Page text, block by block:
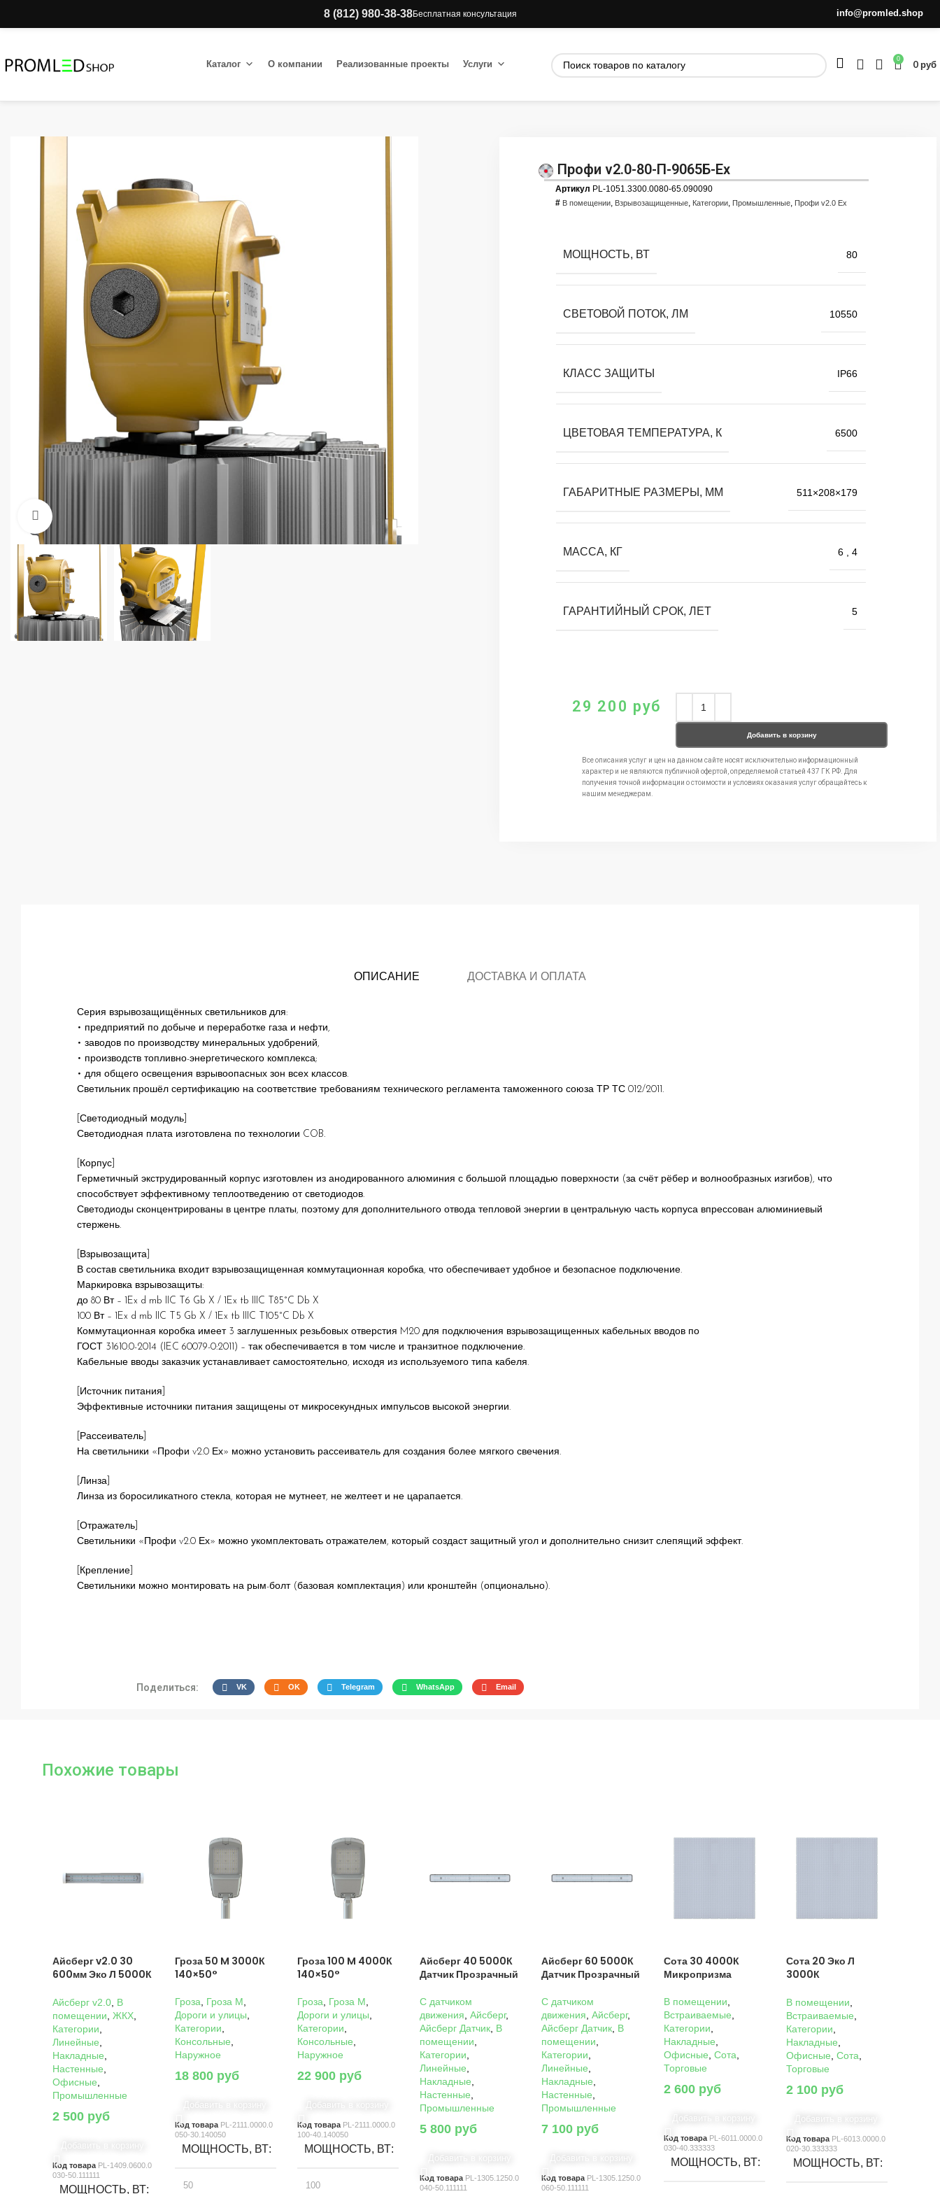
8 (812) 980-38-38Бесплатная консультация info@promled.shop
Каталог О компании Реализованные проекты Услуги 0 0руб
Профи v2.0-80-П-9065Б-Ex
Артикул PL-1051.3300.0080-65.090090
# В помещении Взрывозащищенные Категории Промышленные Профи v2.0 Ex
МОЩНОСТЬ, ВТ 80
СВЕТОВОЙ ПОТОК, ЛМ 10550
КЛАСС ЗАЩИТЫ IP66
ЦВЕТОВАЯ ТЕМПЕРАТУРА, К 6500
ГАБАРИТНЫЕ РАЗМЕРЫ, ММ 511×208×179
МАССА, КГ 6 ,4
ГАРАНТИЙНЫЙ СРОК, ЛЕТ 5
29 200 руб
Добавить в корзину
Все описания услуг и цен на данном сайте носят исключительно информационный
характер и не являются публичной офертой, определяемой статьей 437 ГК РФ. Для
получения точной информации о стоимости и условиях оказания услуг обращайтесь к
нашим менеджерам.
ОПИСАНИЕ ДОСТАВКА И ОПЛАТА
Серия взрывозащищённых светильников для:
• предприятий по добыче и переработке газа и нефти,
• заводов по производству минеральных удобрений,
• производств топливно-энергетического комплекса;
• для общего освещения взрывоопасных зон всех классов.
Светильник прошёл сертификацию на соответствие требованиям технического регламента таможенного союза ТР ТС 012/2011.
[Светодиодный модуль]
Светодиодная плата изготовлена по технологии COB.
[Корпус]
Герметичный экструдированный корпус изготовлен из анодированного алюминия с большой площадью поверхности (за счёт рёбер и волнообразных изгибов), что
способствует эффективному теплоотведению от светодиодов.
Светодиоды сконцентрированы в центре платы, поэтому для дополнительного отвода тепловой энергии в центральную часть корпуса впрессован алюминиевый
стержень.
[Взрывозащита]
В состав светильника входит взрывозащищенная коммутационная коробка, что обеспечивает удобное и безопасное подключение.
Маркировка взрывозащиты:
до 80 Вт – 1Ex d mb IIC T6 Gb X / 1Ex tb IIIC T85°C Db X
100 Вт – 1Ex d mb IIC T5 Gb X / 1Ex tb IIIC T105°C Db X
Коммутационная коробка имеет 3 заглушенных резьбовых отверстия M20 для подключения взрывозащищенных кабельных вводов по
ГОСТ 31610.0-2014 (IEC 60079-0:2011) – так обеспечивается в том числе и транзитное подключение.
Кабельные вводы заказчик устанавливает самостоятельно, исходя из используемого типа кабеля.
[Источник питания]
Эффективные источники питания защищены от микросекундных импульсов высокой энергии.
[Рассеиватель]
На светильники «Профи v2.0 Ех» можно установить рассеиватель для создания более мягкого свечения.
[Линза]
Линза из боросиликатного стекла, которая не мутнеет, не желтеет и не царапается.
[Отражатель]
Светильники «Профи v2.0 Ех» можно укомплектовать отражателем, который создаст защитный угол и дополнительно снизит слепящий эффект.
[Крепление]
Светильники можно монтировать на рым-болт (базовая комплектация) или кронштейн (опционально).
Поделиться: VK OK Telegram WhatsApp Email
Похожие товары
Айсберг v2.0 30
600мм Эко Л 5000К
Айсберг v2.0 В
помещении ЖКХ
Категории
Линейные
Накладные
Настенные
Офисные
Промышленные
2 500 руб
Код товара PL-1409.0600.0
030-50.111111
МОЩНОСТЬ, ВТ
Гроза 50 M 3000К
140×50°
Гроза Гроза M
Дороги и улицы
Категории
Консольные
Наружное
18 800 руб
Код товара PL-2111.0000.0
050-30.140050
МОЩНОСТЬ, ВТ
50
Гроза 100 M 4000К
140×50°
Гроза Гроза M
Дороги и улицы
Категории
Консольные
Наружное
22 900 руб
Код товара PL-2111.0000.0
100-40.140050
МОЩНОСТЬ, ВТ
100
Айсберг 40 5000К
Датчик Прозрачный
C датчиком
движения Айсберг,
Айсберг Датчик, В
помещении
Категории
Линейные
Накладные
Настенные
Промышленные
5 800 руб
Код товара PL-1305.1250.0
040-50.111111
Айсберг 60 5000К
Датчик Прозрачный
C датчиком
движения ,Айсберг,
Айсберг Датчик В
помещении
Категории
Линейные
Накладные
Настенные
Промышленные
7 100 руб
Код товара PL-1305.1250.0
060-50.111111
Сота 30 4000К
Микропризма
В помещении
Встраиваемые
Категории
Накладные
Офисные ,Сота
Торговые
2 600 руб
Код товара PL-6011.0000.0
030-40.333333
МОЩНОСТЬ, ВТ
Сота 20 Эко Л
3000К
В помещении
Встраиваемые
Категории
Накладные
Офисные ,Сота
Торговые
2 100 руб
Код товара PL-6013.0000.0
020-30.333333
МОЩНОСТЬ, ВТ